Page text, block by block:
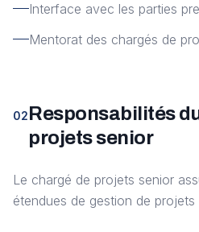
Interface avec les parties
Mentorat des chargés de
02Responsabilités
projets senior
Le chargé de projets senior
étendues de gestion de projets